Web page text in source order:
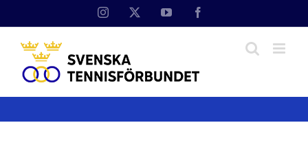
Instagram YouTube